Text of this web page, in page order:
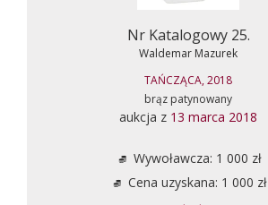
Nr Katalogowy 25.
Waldemar Mazurek
TAŃCZĄCA, 2018
brąz patynowany
aukcja z 13 marca 2018
Wywoławcza: 1 000 zł
Cena uzyskana: 1 000 zł